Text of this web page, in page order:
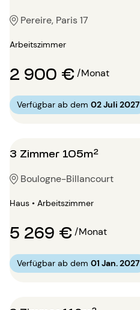
Pereire, Paris 17
Arbeitszimmer
2 900 €/Monat
Verfügbar ab dem 02 Juli 2027
3 Zimmer 105m²
Boulogne-Billancourt
Haus • Arbeitszimmer
5 269 €/Monat
Verfügbar ab dem 01 Jan. 2027